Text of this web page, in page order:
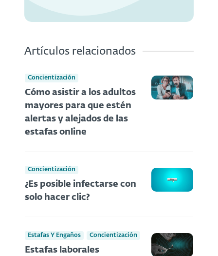
Artículos relacionados
Concientización
Cómo asistir a los adultos
mayores para que estén
alertas y alejados de las
estafas online
Concientización
¿Es posible infectarse con
solo hacer clic?
Estafas Y Engaños Concientización
Estafas laborales